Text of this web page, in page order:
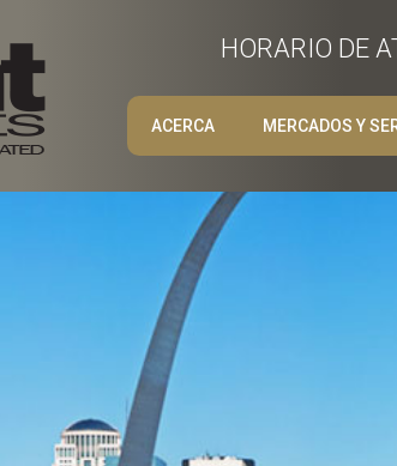
HORARIO DE
ACERCA MERCADOS Y